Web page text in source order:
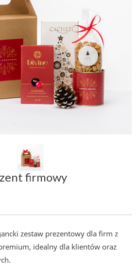
firmowy
zestaw prezentowy dla firm z
idealny dla klientów oraz